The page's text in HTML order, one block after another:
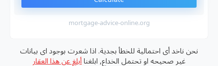
mortgage-advice-online.org
نحن ناخد أى احتمالية للخطأ بجدية. اذا شعرت بوجود اى بيانات
غير صحيحه او تحتمل الخداع, ابلغنا أبلغ عن هذا العقار